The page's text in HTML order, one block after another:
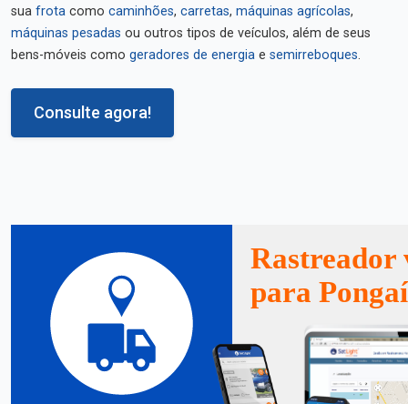
sua frota como caminhões, carretas, máquinas agrícolas,
máquinas pesadas ou outros tipos de veículos, além de seus
bens-móveis como geradores de energia e semirreboques.
Consulte agora!
Rastreador
para